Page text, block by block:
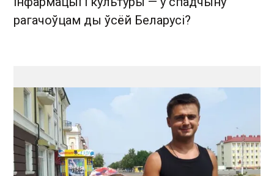
рагачоўцам ды ўсёй Беларусі?